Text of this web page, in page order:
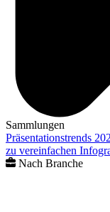
Sammlungen
Präsentationstrends
zu vereinfachen
Nach Branche